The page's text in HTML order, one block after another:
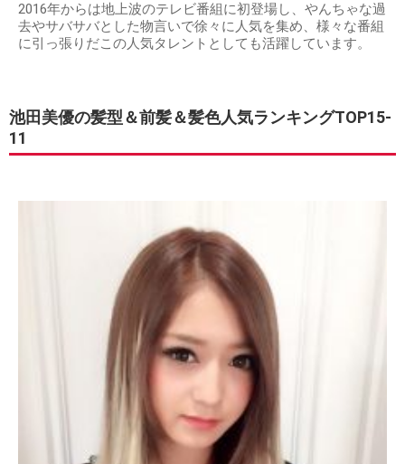
2016年からは地上波のテレビ番組に初登場し、やんちゃな過
去やサバサバとした物言いで徐々に人気を集め、様々な番組
に引っ張りだこの人気タレントとしても活躍しています。
池田美優の髪型＆前髪＆髪色人気ランキングTOP15-
11